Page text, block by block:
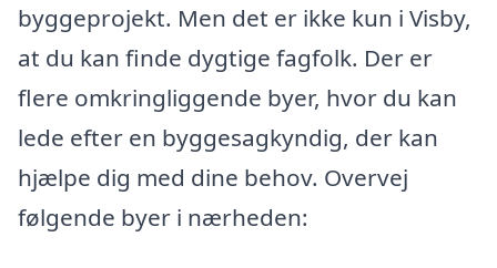
byggeprojekt. Men det er ikke kun i Visby,
at du kan finde dygtige fagfolk. Der er
flere omkringliggende byer, hvor du kan
lede efter en byggesagkyndig, der kan
hjælpe dig med dine behov. Overvej
følgende byer i nærheden: